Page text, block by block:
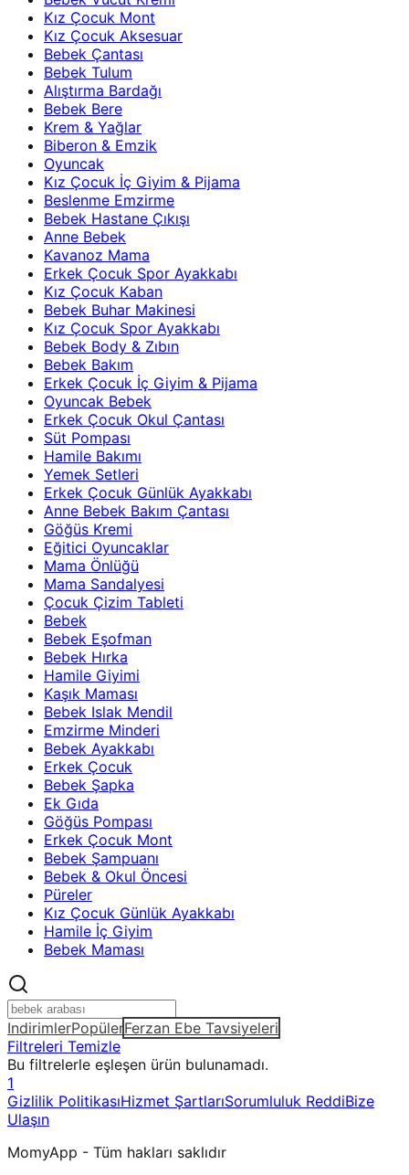
Kız Çocuk Mont
Kız Çocuk Aksesuar
Bebek Çantası
Bebek Tulum
Alıştırma Bardağı
Bebek Bere
Krem & Yağlar
Biberon & Emzik
Oyuncak
Kız Çocuk İç Giyim & Pijama
Beslenme Emzirme
Bebek Hastane Çıkışı
Anne Bebek
Kavanoz Mama
Erkek Çocuk Spor Ayakkabı
Kız Çocuk Kaban
Bebek Buhar Makinesi
Kız Çocuk Spor Ayakkabı
Bebek Body & Zıbın
Bebek Bakım
Erkek Çocuk İç Giyim & Pijama
Oyuncak Bebek
Erkek Çocuk Okul Çantası
Süt Pompası
Hamile Bakımı
Yemek Setleri
Erkek Çocuk Günlük Ayakkabı
Anne Bebek Bakım Çantası
Göğüs Kremi
Eğitici Oyuncaklar
Mama Önlüğü
Mama Sandalyesi
Çocuk Çizim Tableti
Bebek
Bebek Eşofman
Bebek Hırka
Hamile Giyimi
Kaşık Maması
Bebek Islak Mendil
Emzirme Minderi
Bebek Ayakkabı
Erkek Çocuk
Bebek Şapka
Ek Gıda
Göğüs Pompası
Erkek Çocuk Mont
Bebek Şampuanı
Bebek & Okul Öncesi
Püreler
Kız Çocuk Günlük Ayakkabı
Hamile İç Giyim
Bebek Maması
IndirimlerPopülerFerzan Ebe Tavsiyeleri
Filtreleri Temizle
Bu filtrelerle eşleşen ürün bulunamadı.
1
Gizlilik PolitikasıHizmet ŞartlarıSorumluluk ReddiBize
Ulaşın
MomyApp - Tüm hakları saklıdır